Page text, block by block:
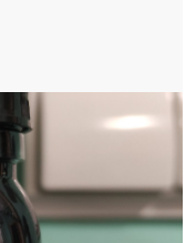
2. OBJECTE